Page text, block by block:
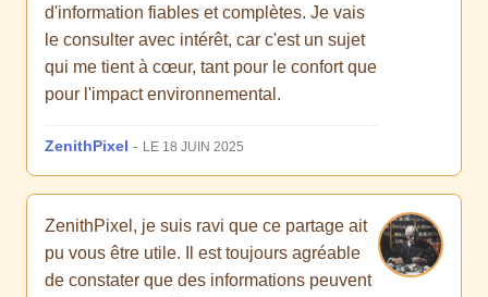
d'information fiables et complètes. Je vais
le consulter avec intérêt, car c'est un sujet
qui me tient à cœur, tant pour le confort que
pour l'impact environnemental.
ZenithPixel - LE 18 JUIN 2025
ZenithPixel, je suis ravi que ce partage ait
pu vous être utile. Il est toujours agréable
de constater que des informations peuvent